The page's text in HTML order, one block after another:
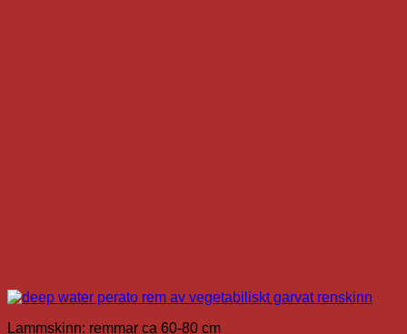
Lammskinn: remmar ca 60-80 cm